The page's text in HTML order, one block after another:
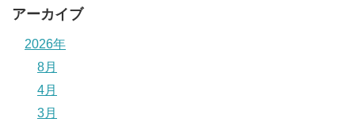
アーカイブ
2026年
8月
4月
3月